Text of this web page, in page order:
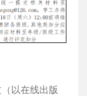
以在线出版